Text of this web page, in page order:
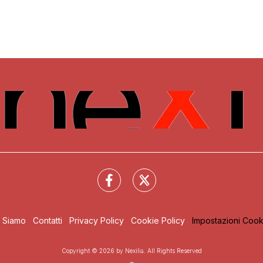
Siamo Contatti Privacy Policy Cookie Policy Impostazioni
Copyright © 2026 by Nexilia. All Rights Reserved